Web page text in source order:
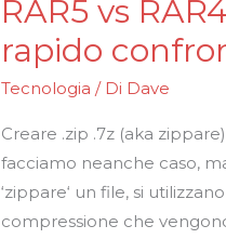
RAR5 vs
rapido
Tecnologia / Di Dave
Creare .zip .7z (aka
facciamo neanche caso,
‘zippare‘ un file, si
compressione che
RAR5
RAR4
vs
7Zip:
un
rapido